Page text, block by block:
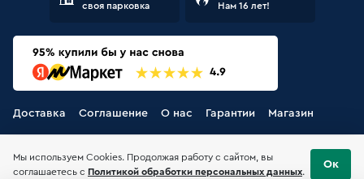
своя парковка
Нам 16 лет!
Доставка Соглашение О нас Гарантии Магазин
Мы используем Cookies. Продолжая работу с сайтом, вы
соглашаетесь с Политикой обработки персональных данных.
Ок